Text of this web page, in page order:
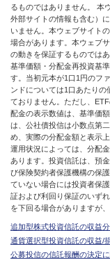
るものではありません。 本
外部サイトの情報も含む）
いません。本ウェブサイト
場合があります。本ウェブ
の動きを保証するものではあ
基準価額・分配金再投資基
す。当初元本が1口1円のフ
ンドについては1口あたりの
ておりません。ただし、
配金の表示数値は、基準価
は、公社債投信は小数点第
め、実際の分配金額と表示
運用状況によっては、分配
あります。投資信託は、預
び保険契約者保護機構の保
ていない場合には投資者保
証および利回り保証のいず
を下回る場合がありますが
追加型株式投資信託の収益
通貨選択型投資信託の収益/
公募投信の信託報酬の決定